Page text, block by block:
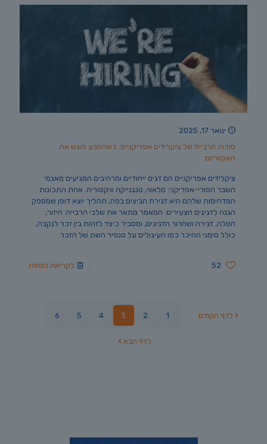
ינואר 17, 2025
סודות הרבייה של ציקלידים אפריקניים: כשהטבע פוגש את
האקווריום
ציקלידים אפריקניים הם דגים ייחודיים ומרהיבים המגיעים מאגמי
השבר הסורי-אפריקני: מלאווי, טנגנייקה וויקטוריה. אחת התכונות
המדהימות שלהם היא דגירת הביצים בפה, תהליך יוצא דופן שמספק
הגנה לדגיגים הצעירים. המאמר מתאר את שלבי הרבייה: חיזור,
הטלה, דגירה ושחרור הדגיגים, ומסביר כיצד לזהות בין זכר לנקבה,
כולל סימני ההיכר כמו העיגולים על סנפיר השת של הזכר.
52 לקריאה נוספת
לדף הקודם 1
2
3
4
5
6
לדף הבא